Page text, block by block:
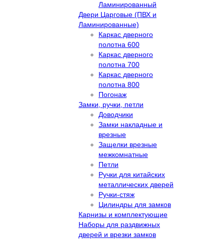
Ламинированный
Двери Царговые (ПВХ и
Ламинированные)
Каркас дверного
полотна 600
Каркас дверного
полотна 700
Каркас дверного
полотна 800
Погонаж
Замки, ручки, петли
Доводчики
Замки накладные и
врезные
Защелки врезные
межкомнатные
Петли
Ручки для китайских
металлических дверей
Ручки-стяж
Цилиндры для замков
Карнизы и комплектующие
Наборы для раздвижных
дверей и врезки замков